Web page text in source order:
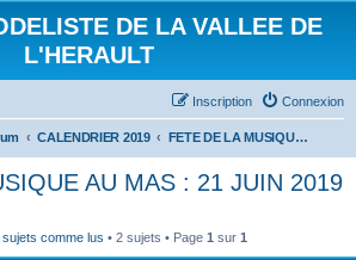
DE LA VALLEE DE
L'HERAULT
Connexion
Inscription
CALENDRIER 2019 FETE DE LA MUSIQUE AU MAS : 21 JUIN 2019
AU MAS : 21 JUIN 2019
comme lus • 2 sujets • Page 1 sur 1